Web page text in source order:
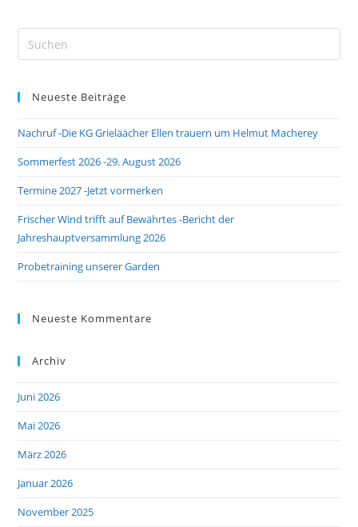
Neueste Beiträge
Nachruf -Die KG Grieläächer Ellen trauern um Helmut Macherey
Sommerfest 2026 -29. August 2026
Termine 2027 -Jetzt vormerken
Frischer Wind trifft auf Bewährtes -Bericht der
Jahreshauptversammlung 2026
Probetraining unserer Garden
Neueste Kommentare
Archiv
Juni 2026
Mai 2026
März 2026
Januar 2026
November 2025